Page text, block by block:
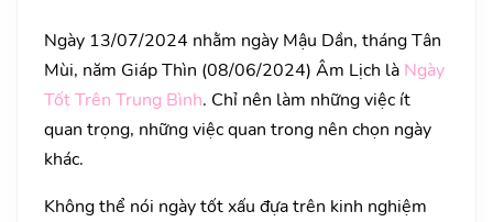
Ngày 13/07/2024 nhằm ngày Mậu Dần, tháng Tân
Mùi, năm Giáp Thìn (08/06/2024) Âm Lịch là Ngày
Tốt Trên Trung Bình. Chỉ nên làm những việc ít
quan trọng, những việc quan trong nên chọn ngày
khác.
Không thể nói ngày tốt xấu đựa trên kinh nghiệm